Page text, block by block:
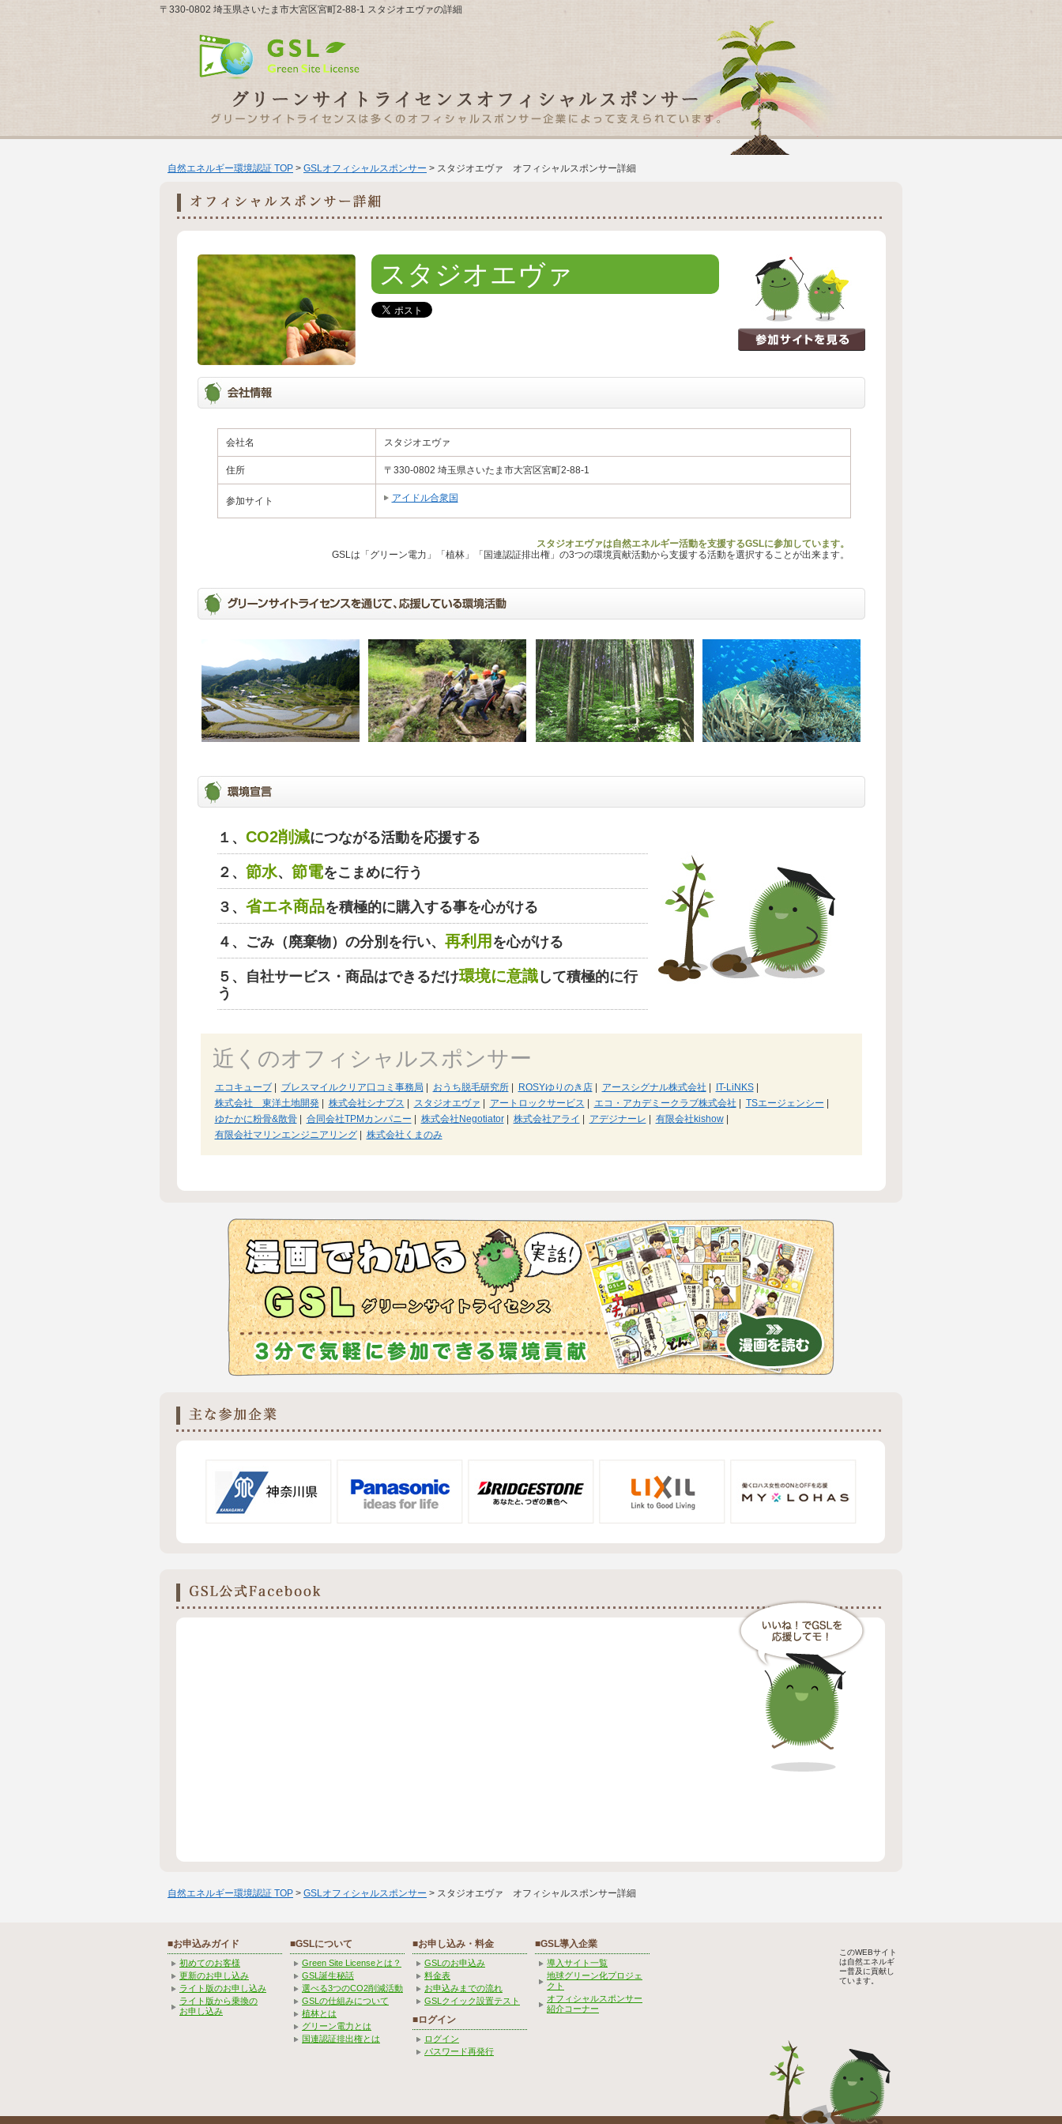
〒330-0802 埼玉県さいたま市大宮区宮町2-88-1 スタジオエヴァの詳細
自然エネルギー環境認証 TOP > GSLオフィシャルスポンサー > スタジオエヴァ オフィシャルスポンサー詳細
スタジオエヴァ
会社名 スタジオエヴァ
住所 〒330-0802 埼玉県さいたま市大宮区宮町2-88-1
参加サイト アイドル合衆国
スタジオエヴァは自然エネルギー活動を支援するGSLに参加しています。
GSLは「グリーン電力」「植林」「国連認証排出権」の3つの環境貢献活動から支援する活動を選択することが出来ます。
１、 CO2削減につながる活動を応援する
２、 節水、 節電をこまめに行う
３、 省エネ商品を積極的に購入する事を心がける
４、ごみ（廃棄物）の分別を行い、 再利用 を心がける
５、自社サービス・商品はできるだけ環境に意識して積極的に行
う
近くのオフィシャルスポンサー
エコキューブ| ブレスマイルクリア口コミ事務局 おうち脱毛研究所| ROSYゆりのき店| アースシグナル株式会社 IT-LiNKS|
株式会社 東洋土地開発| 株式会社シナプス スタジオエヴァ アートロックサービス エコ・アカデミークラブ株式会社 TSエージェンシー
ゆたかに粉骨&散骨| 合同会社TPMカンパニー 株式会社Negotiator| 株式会社アライ アデジナーレ 有限会社kishow|
有限会社マリンエンジニアリング| 株式会社くまのみ
自然エネルギー環境認証 TOP > GSLオフィシャルスポンサー > スタジオエヴァ オフィシャルスポンサー詳細
■お申込みガイド
初めてのお客様
更新のお申し込み
ライト版のお申し込み
ライト版から乗換の
お申し込み
■GSLについて
Green Site Licenseとは？
GSL誕生秘話
選べる3つのCO2削減活動
GSLの仕組みについて
植林とは
グリーン電力とは
国連認証排出権とは
■お申し込み・料金
GSLのお申込み
料金表
お申込みまでの流れ
GSLクイック設置テスト
■ログイン
ログイン
パスワード再発行
■GSL導入企業
導入サイト一覧
地球グリーン化プロジェ
クト
オフィシャルスポンサー
紹介コーナー
このWEBサイト
は自然エネルギ
ー普及に貢献し
ています。